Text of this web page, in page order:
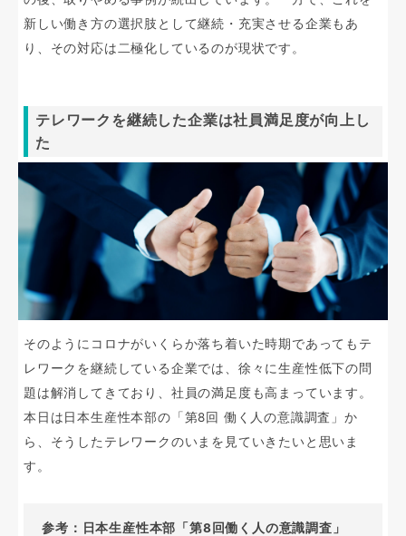
新しい働き方の選択肢として継続・充実させる企業もあ
り、その対応は二極化しているのが現状です。
テレワークを継続した企業は社員満足度が向上し
た
そのようにコロナがいくらか落ち着いた時期であってもテ
レワークを継続している企業では、徐々に生産性低下の問
題は解消してきており、社員の満足度も高まっています。
本日は日本生産性本部の「第8回 働く人の意識調査」か
ら、そうしたテレワークのいまを見ていきたいと思いま
す。
参考：日本生産性本部「第8回働く人の意識調査」